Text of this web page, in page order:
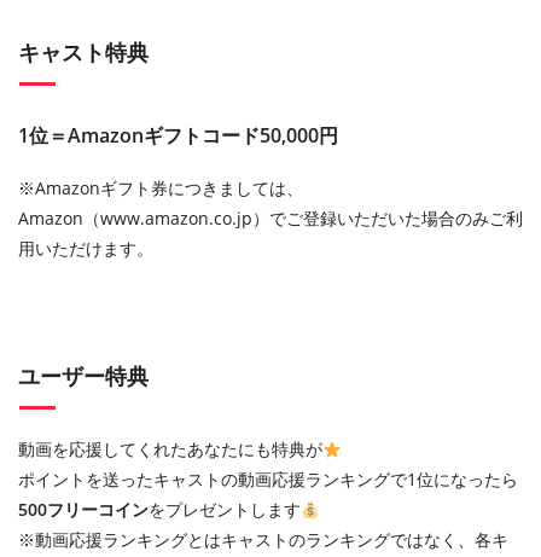
キャスト特典
1位＝Amazonギフトコード50,000円
※Amazonギフト券につきましては、
Amazon（www.amazon.co.jp）でご登録いただいた場合のみご利
用いただけます。
ユーザー特典
動画を応援してくれたあなたにも特典が
ポイントを送ったキャストの動画応援ランキングで1位になったら
500フリーコインをプレゼントします
※動画応援ランキングとはキャストのランキングではなく、各キ